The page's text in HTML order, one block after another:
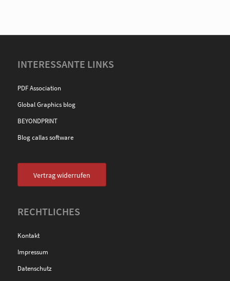
INTERESSANTE LINKS
PDF Association
Global Graphics blog
BEYONDPRINT
Blog callas software
Vertrag widerrufen
RECHTLICHES
Kontakt
Impressum
Datenschutz